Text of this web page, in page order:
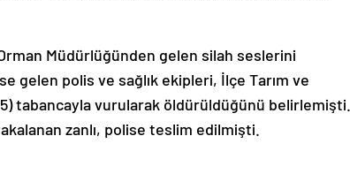
Orman Müdürlüğünden gelen silah seslerini
gelen polis ve sağlık ekipleri, İlçe Tarım ve
tabancayla vurularak öldürüldüğünü belirlemişti.
zanlı, polise teslim edilmişti.